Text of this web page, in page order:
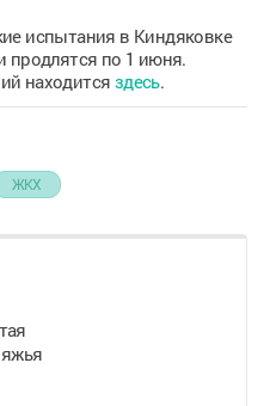
испытания в Киндяковке
продлятся по 1 июня.
находится здесь.
ЖКХ